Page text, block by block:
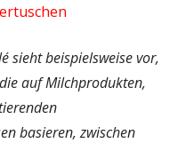
sieht beispielsweise vor,
auf Milchprodukten,
basieren, zwischen